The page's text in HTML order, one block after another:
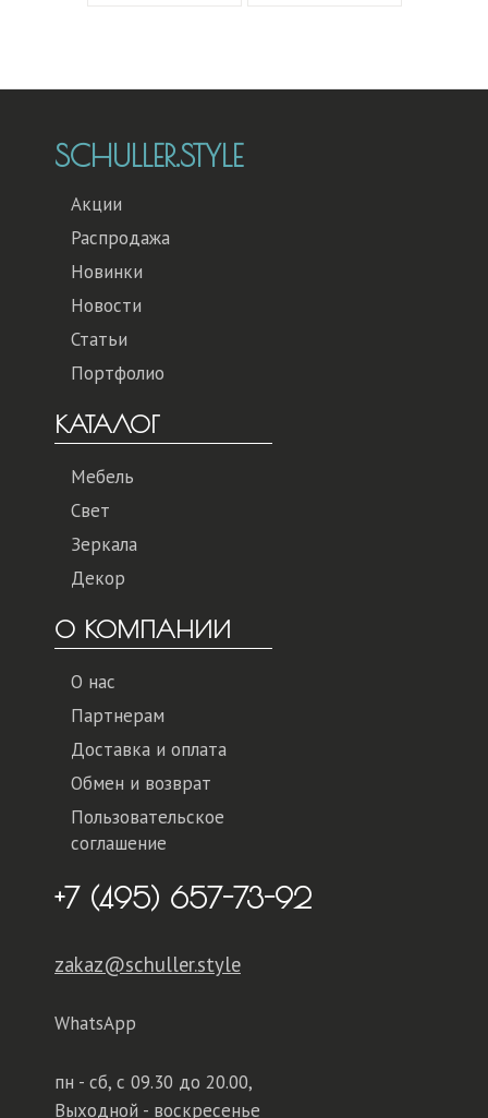
SCHULLER.STYLE
Акции
Распродажа
Новинки
Новости
Статьи
Портфолио
КАТАЛОГ
Мебель
Свет
Зеркала
Декор
О КОМПАНИИ
О нас
Партнерам
Доставка и оплата
Обмен и возврат
Пользовательское
соглашение
+7 (495) 657-73-92
zakaz@schuller.style
WhatsApp
пн - сб, с 09.30 до 20.00,
Выходной - воскресенье